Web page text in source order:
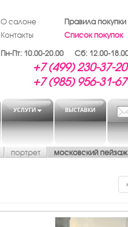
О салоне
Правила покупки
Контакты
Список покупок
Пн-Пт: 10.00-20.00 Сб: 12.00-
+7 (499) 230-37-20
+7 (985) 956-31-67
УСЛУГИ ВЫСТАВКИ
портрет московский пейзаж
«